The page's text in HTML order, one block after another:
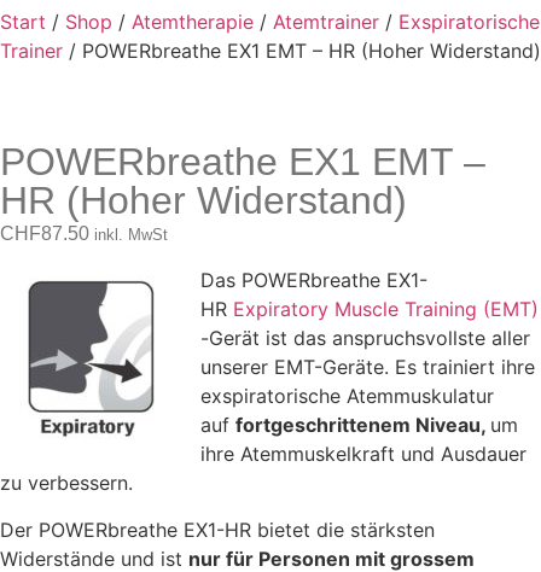
Start / Shop / Atemtherapie / Atemtrainer / Exspiratorische
Trainer / POWERbreathe EX1 EMT – HR (Hoher Widerstand)
POWERbreathe EX1 EMT –
HR (Hoher Widerstand)
CHF87.50 inkl. MwSt
Das POWERbreathe EX1-
HR Expiratory Muscle Training (EMT)
-Gerät ist das anspruchsvollste aller
unserer EMT-Geräte. Es trainiert ihre
exspiratorische Atemmuskulatur
auf fortgeschrittenem Niveau, um
ihre Atemmuskelkraft und Ausdauer
zu verbessern.
Der POWERbreathe EX1-HR bietet die stärksten
Widerstände und ist nur für Personen mit grossem